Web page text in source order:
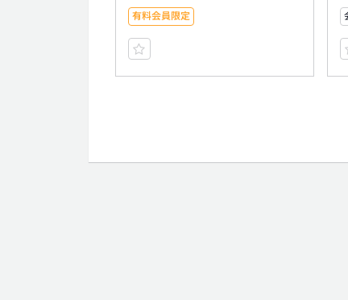
有料会員限定